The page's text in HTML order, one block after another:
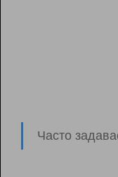
Часто